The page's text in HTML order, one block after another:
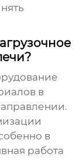
в
в
работа